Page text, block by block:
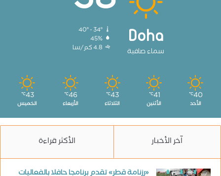
Doha
سماء صافية
45%
4.8 كم/سا
40
℃
الأحد
41
℃
الأثنين
43
℃
الثلاثاء
46
℃
الأربعاء
43
℃
الخميس
آخر الأخبار الأكثر قراءة